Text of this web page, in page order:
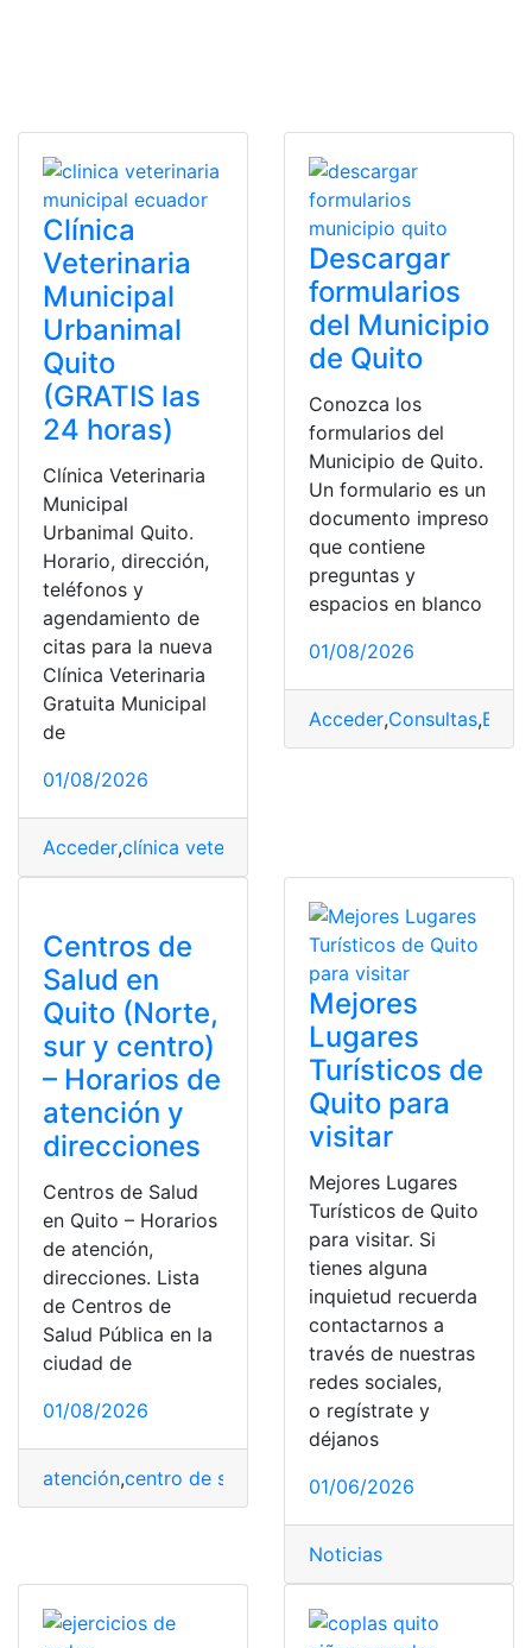
Clínica
Veterinaria
Municipal
Urbanimal
Quito
(GRATIS las
24 horas)
Clínica Veterinaria
Municipal
Urbanimal Quito.
Horario, dirección,
teléfonos y
agendamiento de
citas para la nueva
Clínica Veterinaria
Gratuita Municipal
de
01/08/2026
Acceder,clínica veterinaria
Descargar
formularios
del Municipio
de Quito
Conozca los
formularios del
Municipio de Quito.
Un formulario es un
documento impreso
que contiene
preguntas y
espacios en blanco
01/08/2026
Acceder,Consultas,
Centros de
Salud en
Quito (Norte,
sur y centro)
– Horarios de
atención y
direcciones
Centros de Salud
en Quito – Horarios
de atención,
direcciones. Lista
de Centros de
Salud Pública en la
ciudad de
01/08/2026
atención,centro de salud Consultas,direcciones
Mejores
Lugares
Turísticos de
Quito para
visitar
Mejores Lugares
Turísticos de Quito
para visitar. Si
tienes alguna
inquietud recuerda
contactarnos a
través de nuestras
redes sociales,
o regístrate y
déjanos
01/06/2026
Noticias